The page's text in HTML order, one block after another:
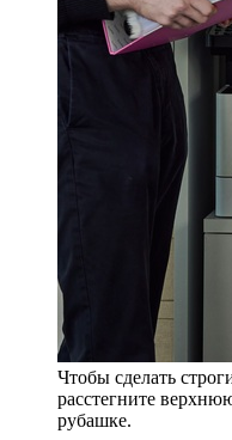
Чтобы сделать
расстегните
рубашке.